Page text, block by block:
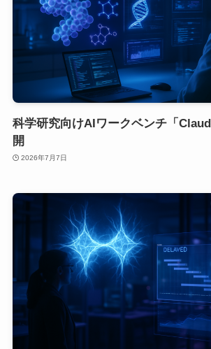
科学研究向けAIワークベンチ「
開
2026年7月7日